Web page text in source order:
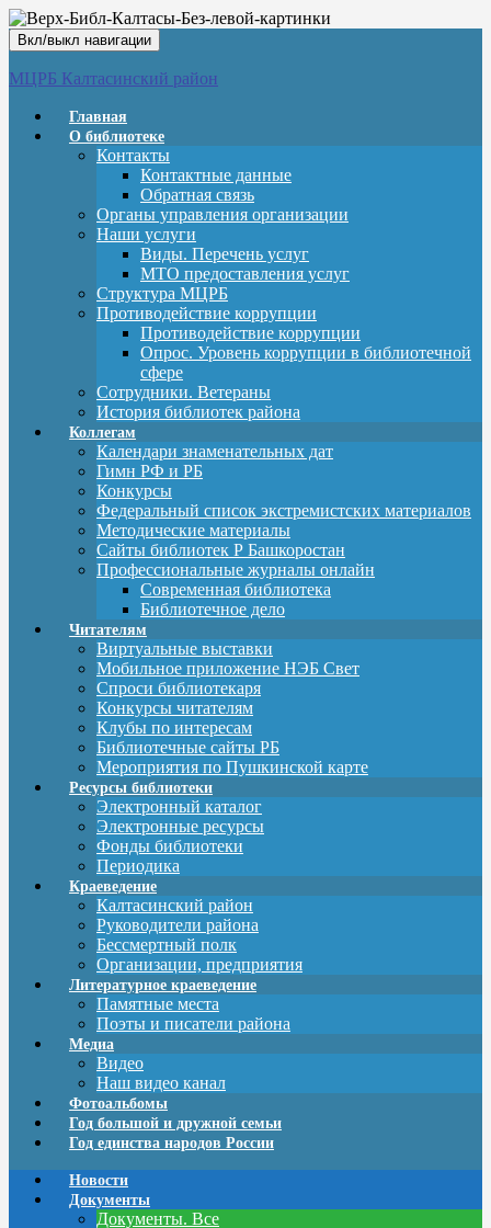
Вкл/выкл навигации
МЦРБ Калтасинский район
Главная
О библиотеке
Контакты
Контактные данные
Обратная связь
Органы управления организации
Наши услуги
Виды. Перечень услуг
МТО предоставления услуг
Структура МЦРБ
Противодействие коррупции
Противодействие коррупции
Опрос. Уровень коррупции в библиотечной
сфере
Сотрудники. Ветераны
История библиотек района
Коллегам
Календари знаменательных дат
Гимн РФ и РБ
Конкурсы
Федеральный список экстремистских материалов
Методические материалы
Сайты библиотек Р Башкоростан
Профессиональные журналы онлайн
Современная библиотека
Библиотечное дело
Читателям
Виртуальные выставки
Мобильное приложение НЭБ Свет
Спроси библиотекаря
Конкурсы читателям
Клубы по интересам
Библиотечные сайты РБ
Мероприятия по Пушкинской карте
Ресурсы библиотеки
Электронный каталог
Электронные ресурсы
Фонды библиотеки
Периодика
Краеведение
Калтасинский район
Руководители района
Бессмертный полк
Организации, предприятия
Литературное краеведение
Памятные места
Поэты и писатели района
Медиа
Видео
Наш видео канал
Фотоальбомы
Год большой и дружной семьи
Год единства народов России
Новости
Документы
Документы. Все